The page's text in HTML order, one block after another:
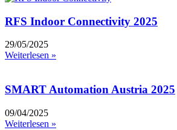
RFS Indoor Connectivity 2025
29/05/2025
Weiterlesen »
SMART Automation Austria 2025
09/04/2025
Weiterlesen »